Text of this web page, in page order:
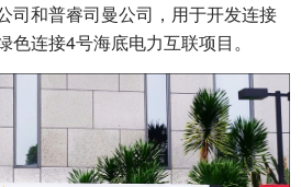
司和普睿司曼公司，用于开发连接
连接4号海底电力互联项目。